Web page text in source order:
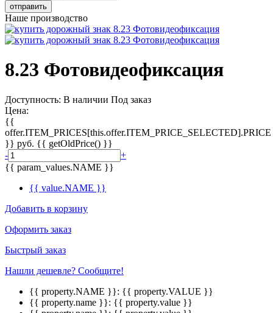
Наше производство
8.23 Фотовидеофиксация
Доступность: В наличии Под заказ
Цена:
{{
offer.ITEM_PRICES[this.offer.ITEM_PRICE_SELECTED].PRICE
}} руб. {{ getOldPrice() }}
-
+
{{ param_values.NAME }}
{{ value.NAME }}
Добавить в корзину
Оформить заказ
Быстрый заказ
Нашли дешевле? Сообщите!
{{ property.NAME }}: {{ property.VALUE }}
{{ property.name }}: {{ property.value }}